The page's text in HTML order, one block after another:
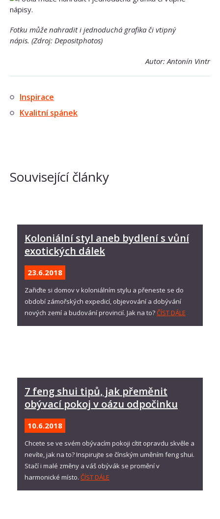
Fotku může nahradit i jednoduchá grafika či vtipný
nápis. (Zdroj: Depositphotos)
Autor: Antonín Vintr
Inspirace
Kvalitní spánek
Související články
Koloniální styl aneb bydlení s vůní
exotických dálek
23.6.2018
Zařiďte si domov v koloniálním stylu a přeneste se do
období zámořských expedicí, objevování a dobývání
nových zemí a budování provincií. Jak na to?ČÍST DÁLE
7 feng shui tipů, jak přeměnit
obývací pokoj v oázu odpočinku
10.6.2018
Chcete se ve svém obývacím pokoji cítit opravdu skvěle a
nevíte, jak na to? Inspirujte se čínským uměním feng shui.
Stačí i malé změny a váš obývák se promění v
harmonické místo. ČÍST DÁLE